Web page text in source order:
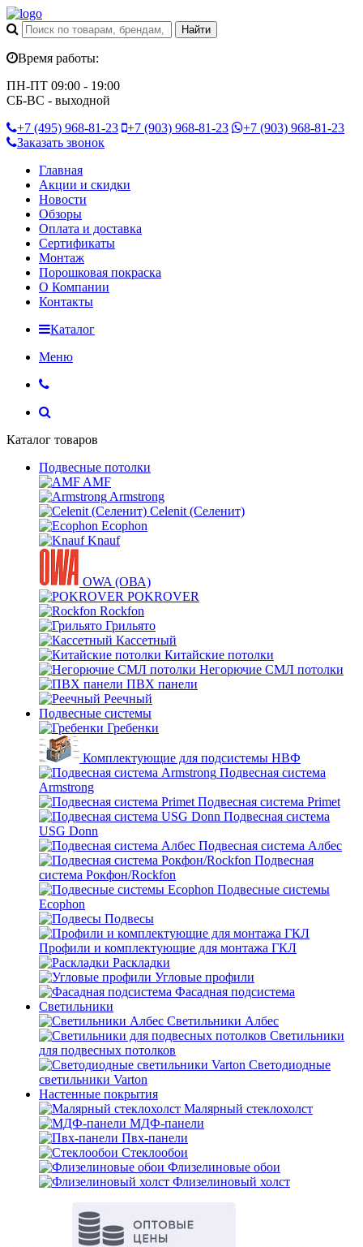
Время работы:
ПН-ПТ 09:00 - 19:00
СБ-ВС - выходной
+7 (495) 968-81-23 +7 (903) 968-81-23 +7 (903) 968-81-23
Заказать звонок
Главная
Акции и скидки
Новости
Обзоры
Оплата и доставка
Сертификаты
Монтаж
Порошковая покраска
О Компании
Контакты
Каталог
Меню
Каталог товаров
Подвесные потолки
AMF
Armstrong
Celenit (Селенит)
Ecophon
Knauf
OWA (ОВА)
POKROVER
Rockfon
Грильято
Кассетный
Китайские потолки
Негорючие СМЛ потолки
ПВХ панели
Реечный
Подвесные системы
Гребенки
Комплектующие для подсистемы НВФ
Подвесная система
Armstrong
Подвесная система Primet
Подвесная система
USG Donn
Подвесная система Албес
Подвесная
система Рокфон/Rockfon
Подвесные системы
Ecophon
Подвесы
Профили и комплектующие для монтажа ГКЛ
Раскладки
Угловые профили
Фасадная подсистема
Светильники
Светильники Албес
Светильники
для подвесных потолков
Светодиодные
светильники Varton
Настенные покрытия
Малярный стеклохолст
МДФ-панели
Пвх-панели
Стеклообои
Флизелиновые обои
Флизелиновый холст